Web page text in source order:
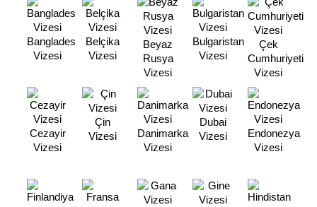
Banglades
Vizesi
Belçika
Vizesi
Beyaz
Rusya
Vizesi
Bulgaristan
Vizesi
Çek
Cumhuriyeti
Vizesi
Cezayir
Vizesi
Çin
Vizesi
Danimarka
Vizesi
Dubai
Vizesi
Endonezya
Vizesi